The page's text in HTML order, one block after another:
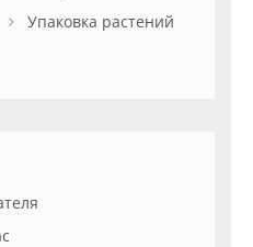
Упаковка растений